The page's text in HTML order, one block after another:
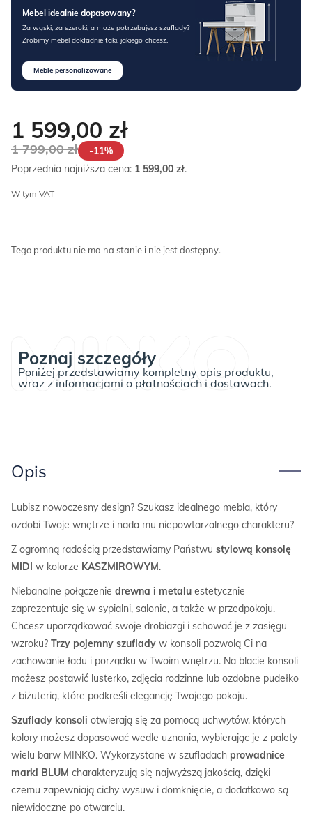
Mebel idealnie dopasowany?
Za wąski, za szeroki, a może potrzebujesz szuflady?
Zrobimy mebel dokładnie taki, jakiego chcesz.
Meble personalizowane
1 599,00 zł
1 799,00zł
-11%
Poprzednia najniższa cena: 1 599,00 zł.
W tym VAT
Tego produktu nie ma na stanie i nie jest dostępny.
Poznaj szczegóły
Poniżej przedstawiamy kompletny opis produktu,
wraz z informacjami o płatnościach i dostawach.
Opis
Lubisz nowoczesny design? Szukasz idealnego mebla, który
ozdobi Twoje wnętrze i nada mu niepowtarzalnego charakteru?
Z ogromną radością przedstawiamy Państwu stylową konsolę
MIDI w kolorze KASZMIROWYM.
Niebanalne połączenie drewna i metalu estetycznie
zaprezentuje się w sypialni, salonie, a także w przedpokoju.
Chcesz uporządkować swoje drobiazgi i schować je z zasięgu
wzroku? Trzy pojemny szuflady w konsoli pozwolą Ci na
zachowanie ładu i porządku w Twoim wnętrzu. Na blacie konsoli
możesz postawić lusterko, zdjęcia rodzinne lub ozdobne pudełko
z biżuterią, które podkreśli elegancję Twojego pokoju.
Szuflady konsoli otwierają się za pomocą uchwytów, których
kolory możesz dopasować wedle uznania, wybierając je z palety
wielu barw MINKO. Wykorzystane w szufladach prowadnice
marki BLUM charakteryzują się najwyższą jakością, dzięki
czemu zapewniają cichy wysuw i domknięcie, a dodatkowo są
niewidoczne po otwarciu.